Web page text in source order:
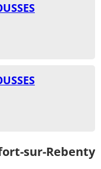
sur-Rebenty